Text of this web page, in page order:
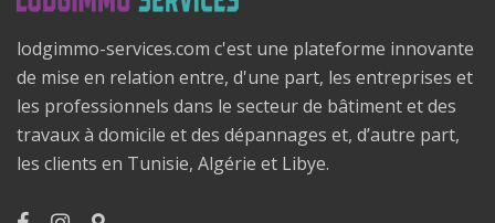
lodgimmo-services.com c'est une plateforme innovante
de mise en relation entre, d'une part, les entreprises et
les professionnels dans le secteur de bâtiment et des
travaux à domicile et des dépannages et, d’autre part,
les clients en Tunisie, Algérie et Libye.